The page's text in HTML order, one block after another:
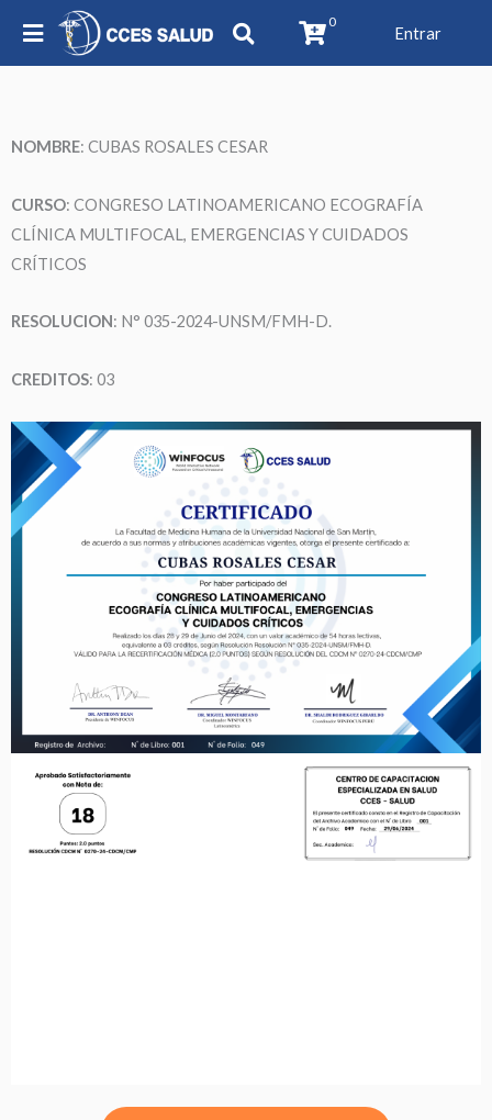
0
Entrar
NOMBRE: CUBAS ROSALES CESAR
CURSO: CONGRESO LATINOAMERICANO ECOGRAFÍA
CLÍNICA MULTIFOCAL, EMERGENCIAS Y CUIDADOS
CRÍTICOS
RESOLUCION: N° 035-2024-UNSM/FMH-D.
CREDITOS: 03